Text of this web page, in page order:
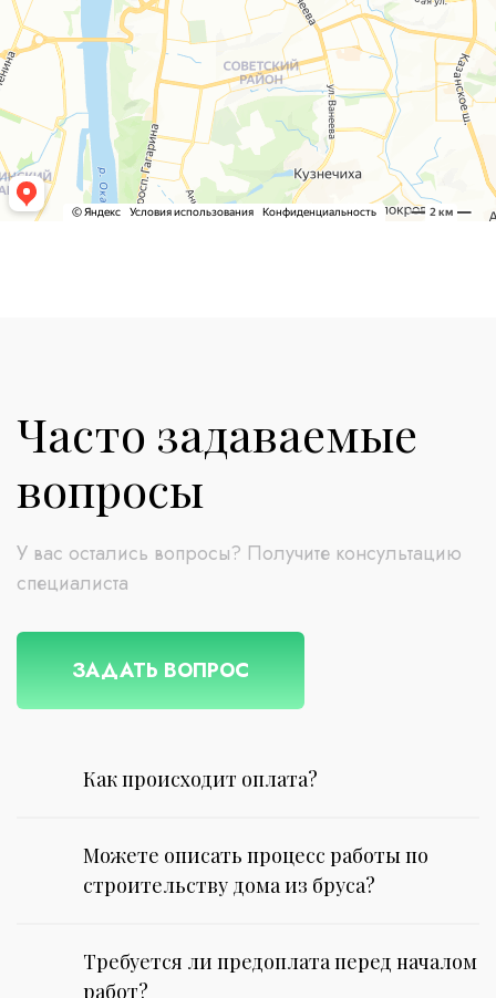
Часто задаваемые
вопросы
У вас остались вопросы? Получите консультацию
специалиста
ЗАДАТЬ ВОПРОС
Как происходит оплата?
Можете описать процесс работы по
строительству дома из бруса?
Требуется ли предоплата перед началом
работ?